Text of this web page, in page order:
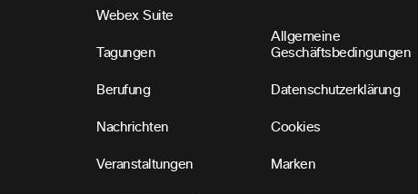
Webex Suite
Tagungen
Berufung
Nachrichten
Veranstaltungen
Allgemeine
Geschäftsbedingungen
Datenschutzerklärung
Cookies
Marken